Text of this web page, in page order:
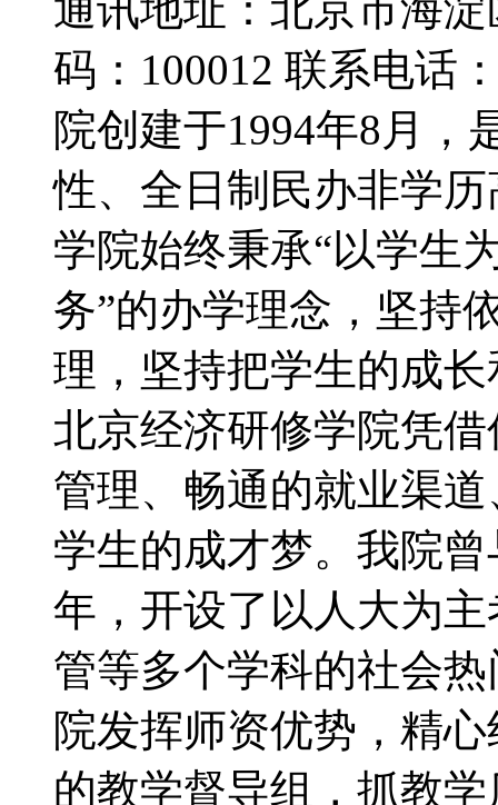
码：100012 联系电话
院创建于1994年8月，
性、全日制民办非学
学院始终秉承“以学生
务”的办学理念，坚持
理，坚持把学生的成
北京经济研修学院凭
管理、畅通的就业渠
学生的成才梦。我院
年，开设了以人大为
管等多个学科的社会
院发挥师资优势，精
的教学督导组，抓教